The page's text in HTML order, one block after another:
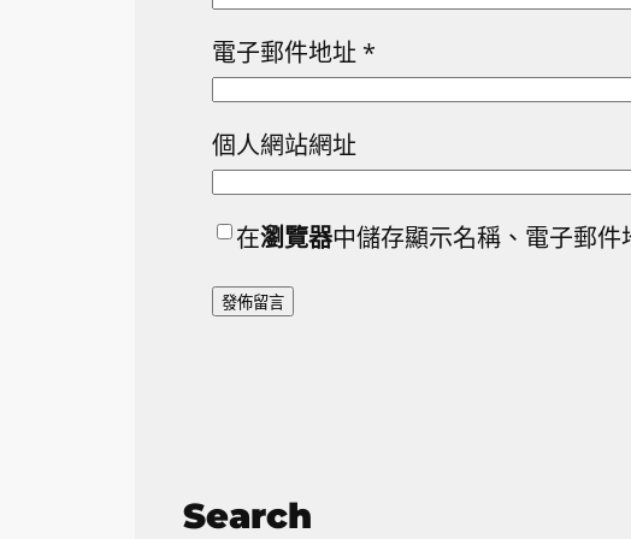
電子郵件地址 *
個人網站網址
在瀏覽器中儲存顯示名稱、電子郵
Search